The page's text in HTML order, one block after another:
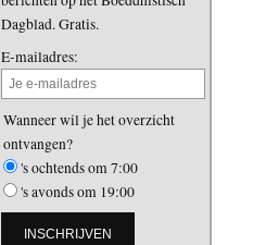
Dagblad. Gratis.
E-mailadres:
Wanneer wil je het overzicht
ontvangen?
's ochtends om 7:00
's avonds om 19:00